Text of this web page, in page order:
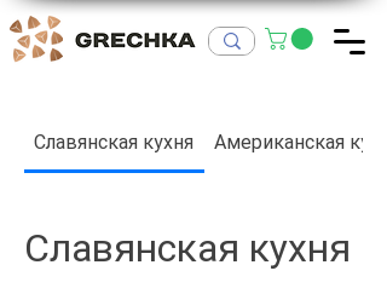
Славянская кухня Американская
Славянская кухня